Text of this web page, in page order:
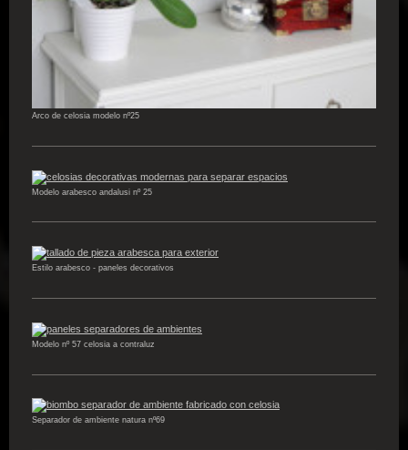
Arco de celosia modelo nº25
Modelo arabesco andalusi nº 25
Estilo arabesco - paneles decorativos
Modelo nº 57 celosia a contraluz
Separador de ambiente natura nº69